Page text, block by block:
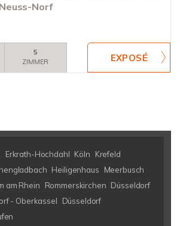
Norf
5
ZIMMER
Erkrath-Hochdahl Köln
Krefeld
Heiligenhaus
Meerbusch
am Rhein Rommerskirchen Düsseldorf
- Oberkassel
Düsseldorf